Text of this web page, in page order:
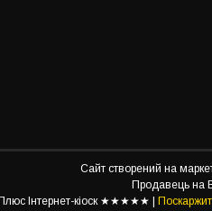
Сайт створений на
Продавець на